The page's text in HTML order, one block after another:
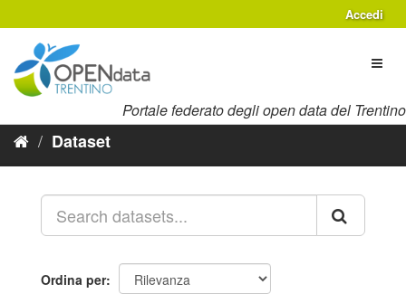
al
contenuto
Accedi
Portale federato degli open data del Trentino
Dataset
Ordina per